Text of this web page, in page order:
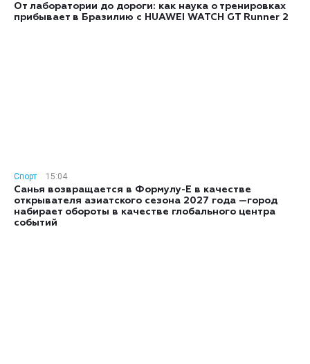
От лаборатории до дороги: как наука о тренировках
прибывает в Бразилию с HUAWEI WATCH GT Runner 2
Спорт
15:04
Санья возвращается в Формулу-E в качестве
открывателя азиатского сезона 2027 года —город
набирает обороты в качестве глобального центра
событий